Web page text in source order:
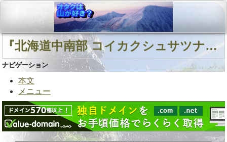
『北海道中南部 コイカクシュサツナイ川 一八三九峰』に関連する山行
ナビゲーション
本文
メニュー